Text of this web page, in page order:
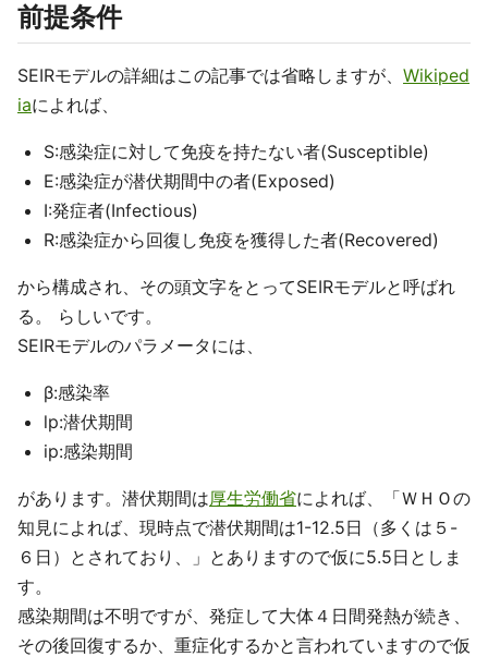
前提条件
SEIRモデルの詳細はこの記事では省略しますが、 Wikiped
iaによれば、
S:感染症に対して免疫を持たない者(Susceptible)
E:感染症が潜伏期間中の者(Exposed)
I:発症者(Infectious)
R:感染症から回復し免疫を獲得した者(Recovered)
から構成され、その頭文字をとってSEIRモデルと呼ばれ
る。 らしいです。
SEIRモデルのパラメータには、
β:感染率
lp:潜伏期間
ip:感染期間
があります。潜伏期間は厚生労働省によれば、「ＷＨＯの
知見によれば、現時点で潜伏期間は1-12.5日（多くは５-
６日）とされており、」とありますので仮に5.5日としま
す。
感染期間は不明ですが、発症して大体４日間発熱が続き、
その後回復するか、重症化するかと言われていますので仮